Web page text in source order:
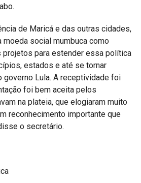
de Maricá e das outras cidades,
moeda social mumbuca como
projetos para estender essa política
estados e até se tornar
governo Lula. A receptividade foi
foi bem aceita pelos
na plateia, que elogiaram muito
reconhecimento importante que
o secretário.